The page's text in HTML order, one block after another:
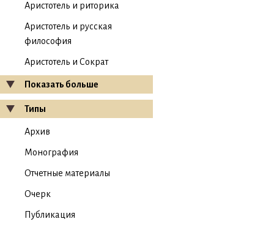
Аристотель и риторика
Аристотель и русская
философия
Аристотель и Сократ
Показать больше
Типы
Архив
Монография
Отчетные материалы
Очерк
Публикация